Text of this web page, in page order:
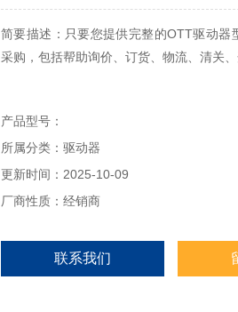
简要描述：只要您提供完整的OTT驱动器
采购，包括帮助询价、订货、物流、清关、
产品型号：
所属分类：驱动器
更新时间：2025-10-09
厂商性质：经销商
联系我们